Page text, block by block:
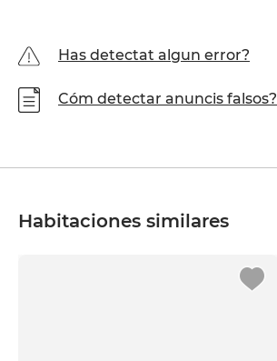
Has detectat algun error?
Cóm detectar anuncis falsos?
Habitaciones similares